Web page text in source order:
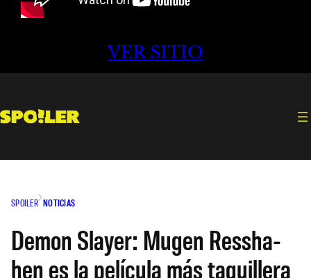
VER SITIO
SPOILER NOTICIAS
Demon Slayer: Mugen Ressha-
hen es la película más taquillera